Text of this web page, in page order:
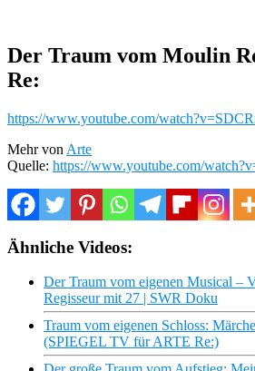
Der Traum vom Moulin
Re:
https://www.youtube.com/
Mehr von Arte
Quelle: https://www.youtube.com/
Ähnliche Videos:
Der Traum vom eigenen Musical –
Regisseur mit 27 | SWR Doku
Traum vom eigenen Schloss:
(SPIEGEL TV für ARTE Re:)